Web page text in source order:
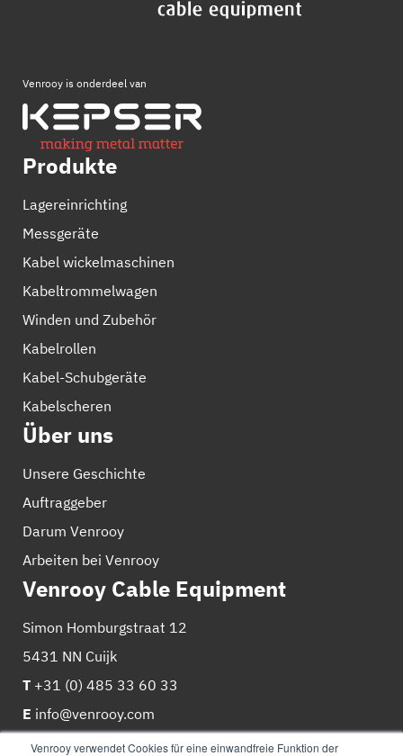
Venrooy verwendet Cookies für eine einwandfreie Funktion der
Venrooy is onderdeel van
Produkte
Lagereinrichting
Messgeräte
Kabel wickelmaschinen
Kabeltrommelwagen
Winden und Zubehör
Kabelrollen
Kabel-Schubgeräte
Kabelscheren
Über uns
Unsere Geschichte
Auftraggeber
Darum Venrooy
Arbeiten bei Venrooy
Venrooy Cable Equipment
Simon Homburgstraat 12
5431 NN Cuijk
T +31 (0) 485 33 60 33
E info@venrooy.com